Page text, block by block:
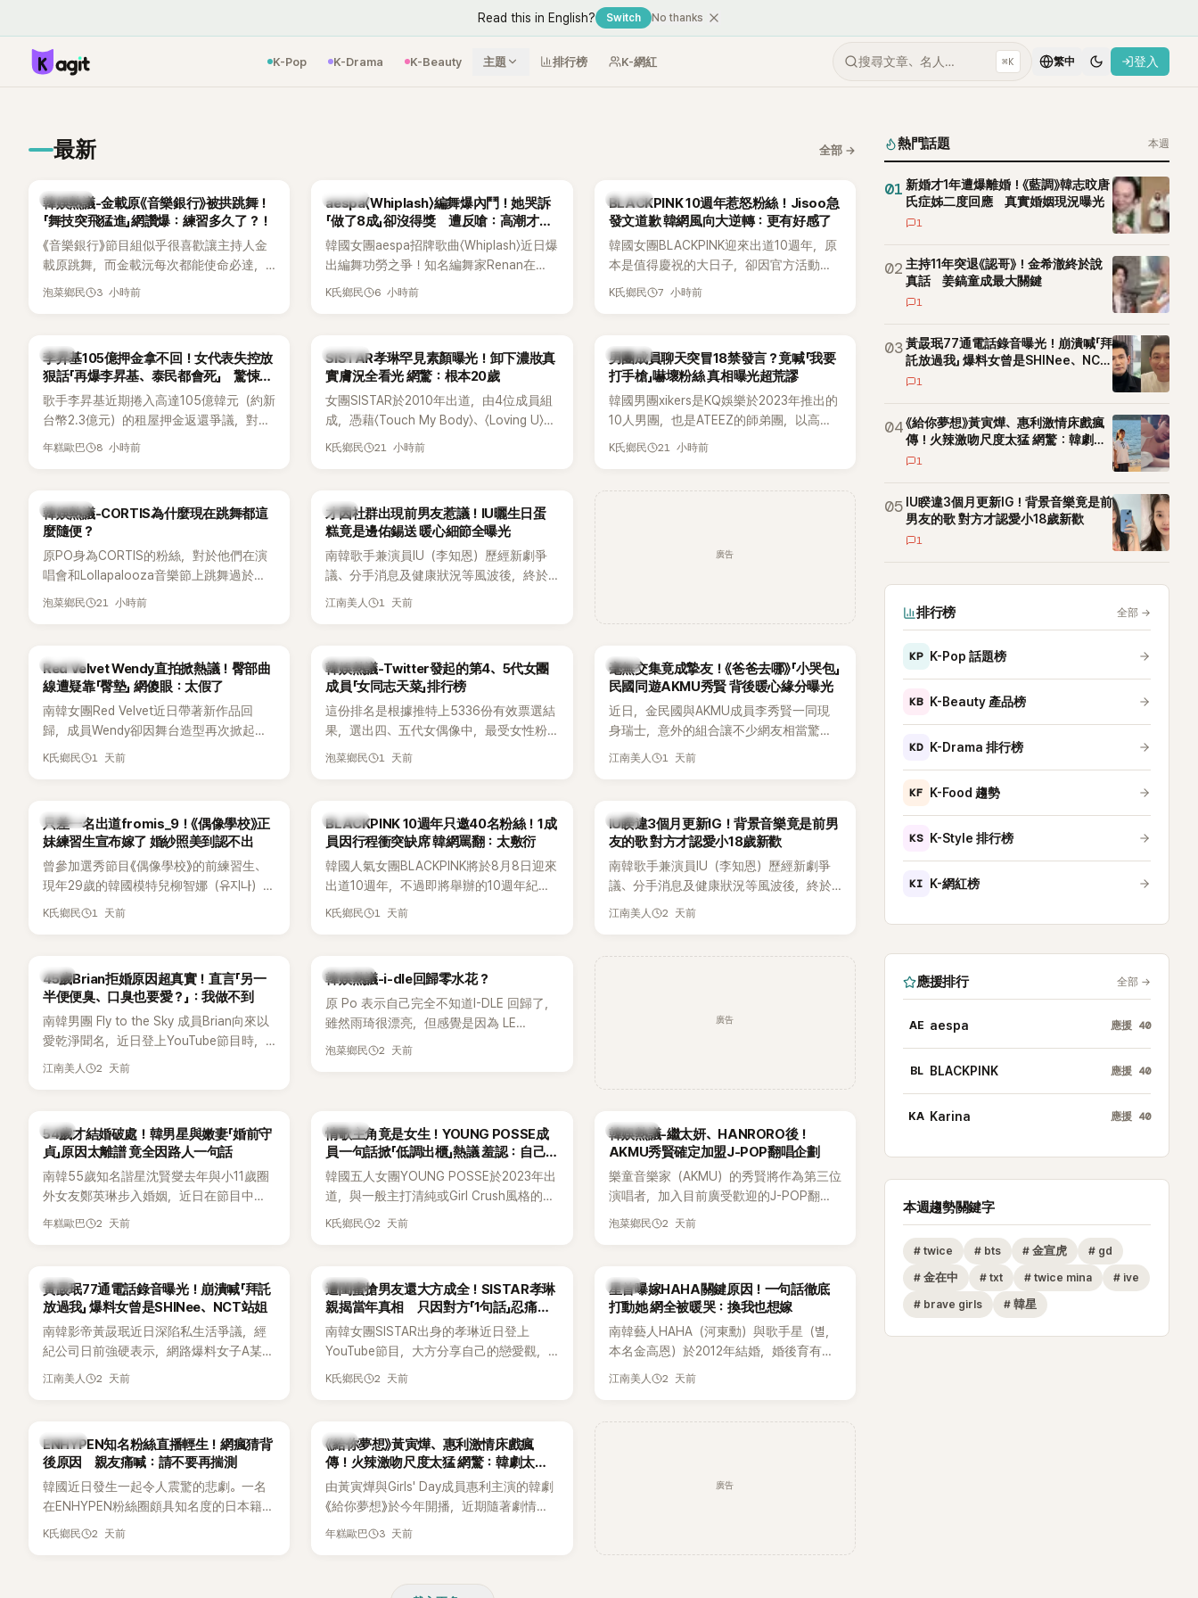
Read this in English? Switch No thanks
K-Pop K-Drama K-Beauty 主題 排行榜 K-網紅 搜尋文章、名人… ⌘K 繁中 登入
最新 全部 →
熱議討論
韓娛熱議-金載原《音樂銀行》被拱跳舞！
「舞技突飛猛進」網讚爆：練習多久了？！
《音樂銀行》節目組似乎很喜歡讓主持人金
載原跳舞，而金載沅每次都能使命必達，
甚至舞技還進步不少。觀眾們也發現製作
泡菜鄉民 3 小時前
K-POP
aespa〈Whiplash〉編舞爆內鬥！她哭訴
「做了8成」卻沒得獎 遭反嗆：高潮才是
關鍵
韓國女團aespa招牌歌曲〈Whiplash〉近日爆
出編舞功勞之爭！知名編舞家Renan在
Mnet新節目《Street World Fighter：
度編舞大賞」卻由Lachica拿走，讓她至今
仍感到相當不平。
K氏鄉民 6 小時前
K-POP
BLACKPINK 10週年惹怒粉絲！Jisoo急
發文道歉 韓網風向大逆轉：更有好感了
韓國女團BLACKPINK迎來出道10週年，原
本是值得慶祝的大日子，卻因官方活動安
排引發粉絲不滿，甚至傳出有人持高爾夫
K氏鄉民 7 小時前
韓星
李昇基105億押金拿不回！女代表失控放
狠話「再爆李昇基、泰民都會死」 驚悚錄
音流出
歌手李昇基近期捲入高達105億韓元（約新
台幣2.3億元）的租屋押金返還爭議，對象
正是演藝企劃公司One Hundred Label代
部死掉」等激烈言論，引發外界譁然。
年糕歐巴 8 小時前
K-POP
SISTAR孝琳罕見素顏曝光！卸下濃妝真
實膚況全看光 網驚：根本20歲
女團SISTAR於2010年出道，由4位成員組
成，憑藉〈Touch My Body〉、〈Loving U〉、
〈Shake It〉等一連串夏日神曲紅遍亞洲，獲
的孝琳，近日在社群分享與「排球女王」金軟
景聚餐的日常，不僅展現兩人多年不變的
好交情，她幾乎素顏入鏡的真實模樣，也
意外掀起網友熱議。
K氏鄉民 21 小時前
K-POP
男團成員聊天突冒18禁發言？竟喊「我要
打手槍」嚇壞粉絲 真相曝光超荒謬
韓國男團xikers是KQ娛樂於2023年推出的
10人男團，也是ATEEZ的師弟團，以高完
成度舞台、充滿爆發力的表演及Hip-Hop
K氏鄉民 21 小時前
熱議討論
韓娛熱議-CORTIS為什麼現在跳舞都這
麼隨便？
原PO身為CORTIS的粉絲，對於他們在演
唱會和Lollapalooza音樂節上跳舞過於隨
便感到不滿，認為舞蹈是他們走紅的重要
泡菜鄉民 21 小時前
韓星
才因社群出現前男友惹議！IU曬生日蛋
糕竟是邊佑錫送 暖心細節全曝光
南韓歌手兼演員IU（李知恩）歷經新劇爭
議、分手消息及健康狀況等風波後，終於
睽違3個月更新社群平台，一口氣曬出20
尖網友發現暗藏玄機，在韓網引發兩波討
論。
江南美人 1 天前
廣告
K-POP
Red Velvet Wendy直拍掀熱議！臀部曲
線遭疑靠「臀墊」 網傻眼：太假了
南韓女團Red Velvet近日帶著新作品回
歸，成員Wendy卻因舞台造型再次掀起討
論。她日前才因暴瘦身形受到外界關注，
K氏鄉民 1 天前
熱議討論
韓娛熱議-Twitter發起的第4、5代女團
成員「女同志天菜」排行榜
這份排名是根據推特上5336份有效票選結
果，選出四、五代女偶像中，最受女性粉
絲喜愛的成員。其中，HATS2HEARTS成
泡菜鄉民 1 天前
韓星
毫無交集竟成摯友！《爸爸去哪》「小哭包」
民國同遊AKMU秀賢 背後暖心緣分曝光
近日，金民國與AKMU成員李秀賢一同現
身瑞士，意外的組合讓不少網友相當驚
訝。兩人過去幾乎沒有公開交集，如今卻
江南美人 1 天前
K-POP
只差一名出道fromis_9！《偶像學校》正
妹練習生宣布嫁了 婚紗照美到認不出
曾參加選秀節目《偶像學校》的前練習生、
現年29歲的韓國模特兒柳智娜（유지나），
近日無預警在社群平台公開一系列婚紗
K氏鄉民 1 天前
K-POP
BLACKPINK 10週年只邀40名粉絲！1成
員因行程衝突缺席 韓網罵翻：太敷衍
韓國人氣女團BLACKPINK將於8月8日迎來
出道10週年，不過即將舉辦的10週年紀念
Meet & Greet活動，依舊無法看到四人合
絲熱議。
K氏鄉民 1 天前
韓星
IU睽違3個月更新IG！背景音樂竟是前男
友的歌 對方才認愛小18歲新歡
南韓歌手兼演員IU（李知恩）歷經新劇爭
議、分手消息及健康狀況等風波後，終於
睽違3個月更新社群平台，一口氣曬出20
江南美人 2 天前
韓星
45歲Brian拒婚原因超真實！直言「另一
半便便臭、口臭也要愛？」：我做不到
南韓男團 Fly to the Sky 成員Brian向來以
愛乾淨聞名，近日登上YouTube節目時，
再度談到自己的婚姻觀，直言無法理解「連
江南美人 2 天前
熱議討論
韓娛熱議-i-dle回歸零水花？
原 Po 表示自己完全不知道I-DLE 回歸了，
雖然雨琦很漂亮，但感覺是因為 LE
SSERAFIM 和 aespa 佔據了市場。
泡菜鄉民 2 天前
廣告
韓星
54歲才結婚破處！韓男星與嫩妻「婚前守
貞」原因太離譜 竟全因路人一句話
南韓55歲知名諧星沈賢燮去年與小11歲圈
外女友鄭英琳步入婚姻，近日在節目中分
享與妻子的戀愛故事，笑稱兩人原本想享
前一直堅守「婚前守貞」的原因之一。
年糕歐巴 2 天前
K-POP
情歌主角竟是女生！YOUNG POSSE成
員一句話掀「低調出櫃」熱議 羞認：自己
都不敢聽
韓國五人女團YOUNG POSSE於2023年出
道，與一般主打清純或Girl Crush風格的女
團不同，她們以濃厚的Hip-Hop元素、自
的音樂風格，在海外尤其是歐美市場累積
不少人氣，逐漸成為第五代女團中極具辨
識度的新生代代表之一。
K氏鄉民 2 天前
熱議討論
韓娛熱議-繼太妍、HANRORO後！
AKMU秀賢確定加盟J-POP翻唱企劃
樂童音樂家（AKMU）的秀賢將作為第三位
演唱者，加入目前廣受歡迎的J-POP翻唱
企劃。繼太妍和Hanroro之後，秀賢已獲
泡菜鄉民 2 天前
韓星
黃晸珉77通電話錄音曝光！崩潰喊「拜託
放過我」 爆料女曾是SHINee、NCT站姐
南韓影帝黃晸珉近日深陷私生活爭議，經
紀公司日前強硬表示，網路爆料女子A某涉
嫌長期跟蹤黃晸珉，已正式採取法律行
的單方面騷擾。如今，韓媒《Dispatch》再
曝光雙方77通電話的錄音內容，而A也首
度承認自己過去曾是SHINee、NCT等偶像
團體的「站姐」，事件持續延燒。
江南美人 2 天前
K-POP
遭閨蜜搶男友還大方成全！SISTAR孝琳
親揭當年真相 只因對方「1句話」忍痛放
手
南韓女團SISTAR出身的孝琳近日登上
YouTube節目，大方分享自己的戀愛觀，
更首度坦承過去曾遭最好的朋友搶走男
K氏鄉民 2 天前
韓星
星首曝嫁HAHA關鍵原因！一句話徹底
打動她 網全被暖哭：換我也想嫁
南韓藝人HAHA（河東勳）與歌手星（별，
本名金高恩）於2012年結婚，婚後育有兩
子一女，一家五口生活幸福美滿，也是韓
江南美人 2 天前
K-POP
ENHYPEN知名粉絲直播輕生！網瘋猜背
後原因 親友痛喊：請不要再揣測
韓國近日發生一起令人震驚的悲劇。一名
在ENHYPEN粉絲圈頗具知名度的日本籍女
粉絲，日前在TikTok直播期間輕生，最終
K氏鄉民 2 天前
韓劇
《給你夢想》黃寅燁、惠利激情床戲瘋
傳！火辣激吻尺度太猛 網驚：韓劇太敢
拍
由黃寅燁與Girls' Day成員惠利主演的韓劇
《給你夢想》於今年開播，近期隨著劇情進
入高潮，男女主角的感情線快速升溫。最
年糕歐巴 3 天前
廣告
熱門話題 本週
01 新婚才1年遭爆離婚！《藍調》韓志旼唐
氏症姊二度回應 真實婚姻現況曝光
1
02 主持11年突退《認哥》！金希澈終於說
真話 姜鎬童成最大關鍵
1
03黃晸珉77通電話錄音曝光！崩潰喊「拜
託放過我」 爆料女曾是SHINee、NCT
站姐
1
04《給你夢想》黃寅燁、惠利激情床戲瘋
傳！火辣激吻尺度太猛 網驚：韓劇太
敢拍
1
05 IU睽違3個月更新IG！背景音樂竟是前
男友的歌 對方才認愛小18歲新歡
1
排行榜 全部 →
KP K-Pop 話題榜
KB K-Beauty 產品榜
KD K-Drama 排行榜
KF K-Food 趨勢
KS K-Style 排行榜
KI K-網紅榜
應援排行 全部 →
AE aespa 應援 40
BL BLACKPINK 應援 40
KA Karina 應援 40
本週趨勢關鍵字
# twice # bts # 金宣虎 # gd
# 金在中 # txt # twice mina # ive
# brave girls # 韓星